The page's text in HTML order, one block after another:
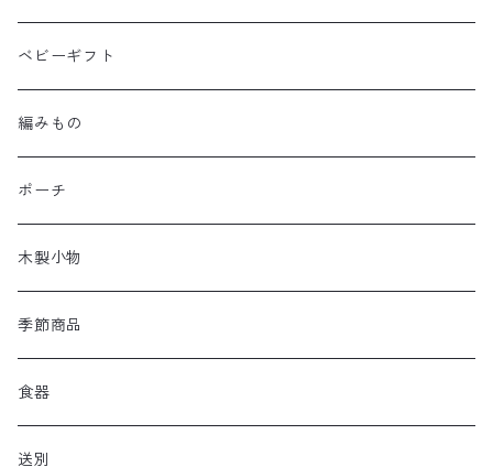
ベビーギフト
編みもの
ポーチ
木製小物
季節商品
食器
送別